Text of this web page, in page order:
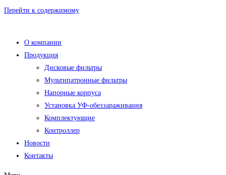
Перейти к содержимому
О компании
Продукция
Дисковые фильтры
Мультипатронные фильтры
Напорные корпуса
Установка УФ-обеззараживания
Комплектующие
Контроллер
Новости
Контакты